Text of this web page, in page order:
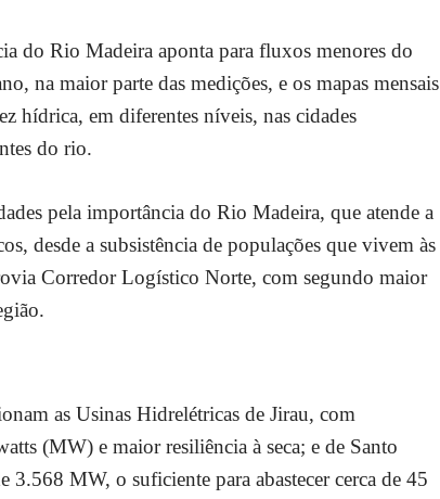
do Rio Madeira aponta para fluxos menores do
na maior parte das medições, e os mapas mensais
hídrica, em diferentes níveis, nas cidades
do rio.
pela importância do Rio Madeira, que atende a
desde a subsistência de populações que vivem às
Corredor Logístico Norte, com segundo maior
as Usinas Hidrelétricas de Jirau, com
(MW) e maior resiliência à seca; e de Santo
3.568 MW, o suficiente para abastecer cerca de 45